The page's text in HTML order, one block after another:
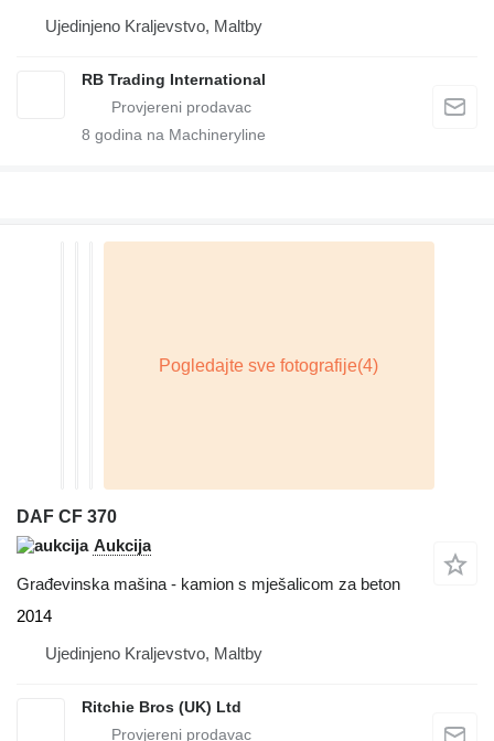
Ujedinjeno Kraljevstvo, Maltby
RB Trading International
8 godina na Machineryline
DAF CF 370
Aukcija
Građevinska mašina - kamion s mješalicom za beton
2014
Ujedinjeno Kraljevstvo, Maltby
Ritchie Bros (UK) Ltd